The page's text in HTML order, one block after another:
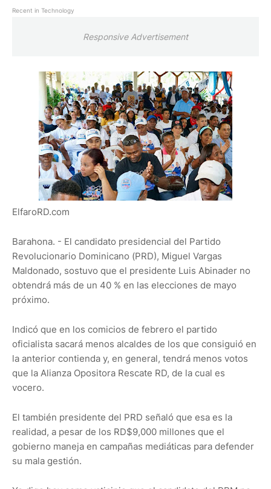
Recent in Technology
Responsive Advertisement
ElfaroRD.com
Barahona. - El candidato presidencial del Partido
Revolucionario Dominicano (PRD), Miguel Vargas
Maldonado, sostuvo que el presidente Luis Abinader no
obtendrá más de un 40 % en las elecciones de mayo
próximo.
Indicó que en los comicios de febrero el partido
oficialista sacará menos alcaldes de los que consiguió en
la anterior contienda y, en general, tendrá menos votos
que la Alianza Opositora Rescate RD, de la cual es
vocero.
El también presidente del PRD señaló que esa es la
realidad, a pesar de los RD$9,000 millones que el
gobierno maneja en campañas mediáticas para defender
su mala gestión.